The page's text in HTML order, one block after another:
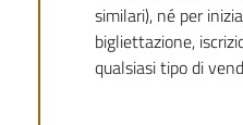
similari), né per
bigliettazione,
qualsiasi tipo di